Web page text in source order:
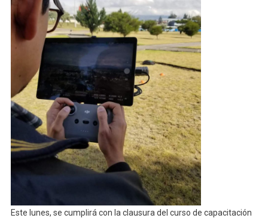
Certificaciones
Para
Pilotos
De
Drones
Este lunes, se cumplirá con la clausura del curso de capacitación